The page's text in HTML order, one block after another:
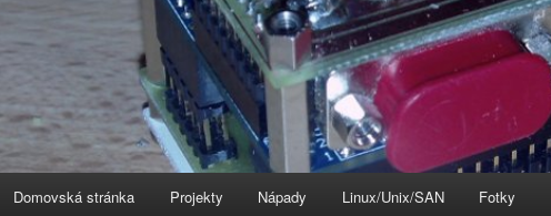
Domovská stránka Projekty Nápady Linux/Unix/SAN Fotky